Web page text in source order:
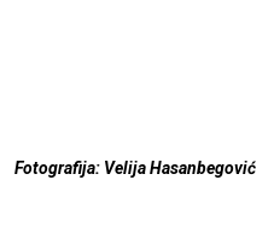
Fotografija: Velija Hasanbegović